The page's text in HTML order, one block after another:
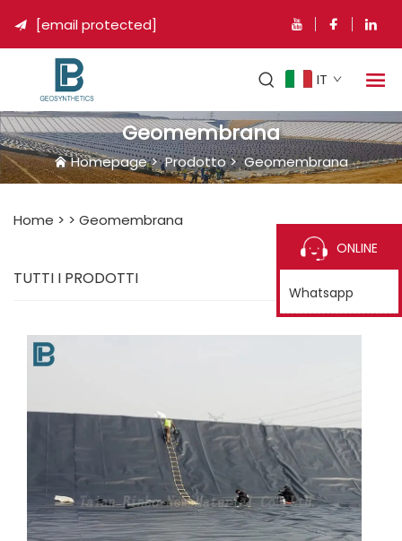
 [email protected]
IT
Geomembrana
Homepage>Prodotto>Geomembrana
Home > > Geomembrana
TUTTI I PRODOTTI
ONLINE
Whatsapp